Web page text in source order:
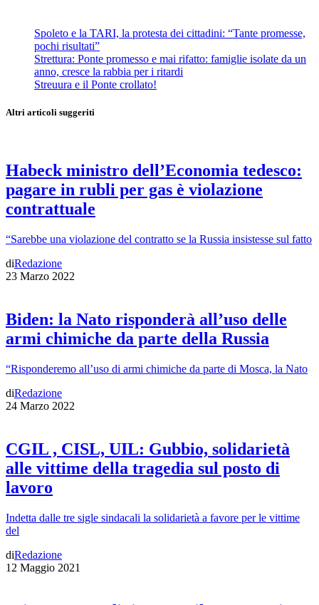
Spoleto e la TARI, la protesta dei cittadini: “Tante promesse,
pochi risultati”
Strettura: Ponte promesso e mai rifatto: famiglie isolate da un
anno, cresce la rabbia per i ritardi
Streuura e il Ponte crollato!
Altri articoli suggeriti
Habeck ministro dell’Economia tedesco:
pagare in rubli per gas è violazione
contrattuale
“Sarebbe una violazione del contratto se la Russia insistesse sul fatto
diRedazione
23 Marzo 2022
Biden: la Nato risponderà all’uso delle
armi chimiche da parte della Russia
“Risponderemo all’uso di armi chimiche da parte di Mosca, la Nato
diRedazione
24 Marzo 2022
CGIL , CISL, UIL: Gubbio, solidarietà
alle vittime della tragedia sul posto di
lavoro
Indetta dalle tre sigle sindacali la solidarietà a favore per le vittime
del
diRedazione
12 Maggio 2021